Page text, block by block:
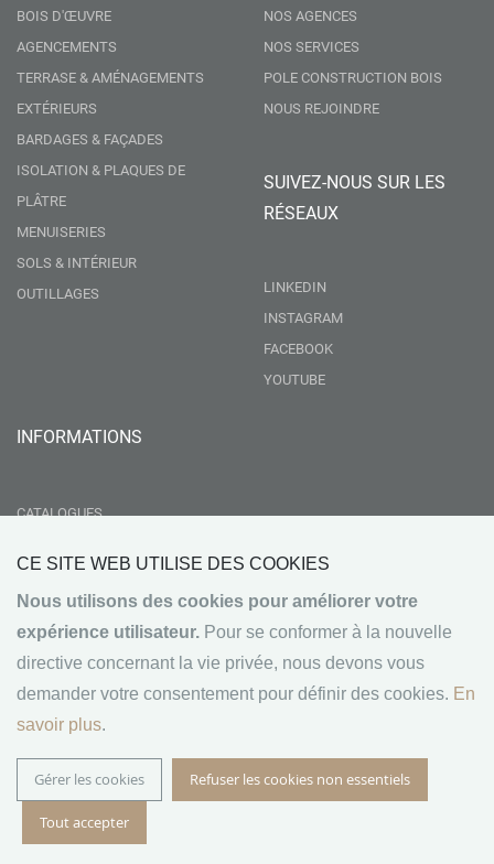
CE SITE WEB UTILISE DES COOKIES
Nous utilisons des cookies pour améliorer votre
expérience utilisateur. Pour se conformer à la nouvelle
directive concernant la vie privée, nous devons vous
demander votre consentement pour définir des cookies. En
savoir plus.
Gérer les cookies Refuser les cookies non essentiels
Tout accepter
BOIS D'ŒUVRE
AGENCEMENTS
TERRASE & AMÉNAGEMENTS
EXTÉRIEURS
BARDAGES & FAÇADES
ISOLATION & PLAQUES DE
PLÂTRE
MENUISERIES
SOLS & INTÉRIEUR
OUTILLAGES
NOS AGENCES
NOS SERVICES
POLE CONSTRUCTION BOIS
NOUS REJOINDRE
SUIVEZ-NOUS SUR LES
RÉSEAUX
LINKEDIN
INSTAGRAM
FACEBOOK
YOUTUBE
INFORMATIONS
CATALOGUES
RSE
GROUPEMENT NEBOPAN
NOS VALEURS
CONDITIONS GÉNÉRALES DE VENTE
MENTIONS LÉGALES
© 2024 RULLIER BOIS - Tous droits réservés. Développé